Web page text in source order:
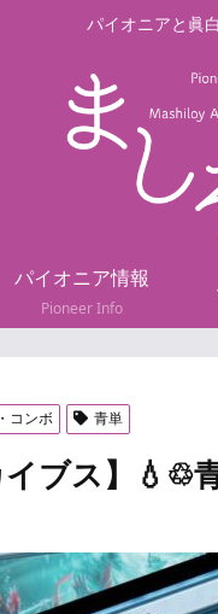
パイオニアと眞
パイオニア情報
Pioneer Info
コンボ 青単
イブス】💧♲